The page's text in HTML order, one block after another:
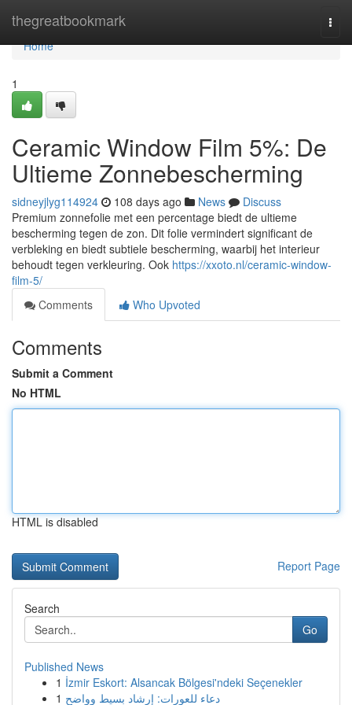
thegreatbookmark
Home
Home
1
Ceramic Window Film 5%: De
Ultieme Zonnebescherming
sidneyjlyg114924 108 days ago News
Discuss
Premium zonnefolie met een percentage biedt de ultieme
bescherming tegen de zon. Dit folie vermindert significant de
verbleking en biedt subtiele bescherming, waarbij het interieur
behoudt tegen verkleuring. Ook https://xxoto.nl/ceramic-window-
film-5/
Comments
Who Upvoted
Comments
Submit a Comment
No HTML
HTML is disabled
Report Page
Search
Go
Published News
1 İzmir Eskort: Alsancak Bölgesi'ndeki Seçenekler
1 دعاء للعورات: إرشاد بسيط وواضح